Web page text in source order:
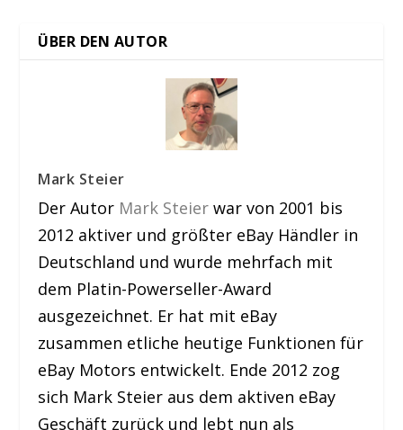
ÜBER DEN AUTOR
Mark Steier
Der Autor Mark Steier war von 2001 bis
2012 aktiver und größter eBay Händler in
Deutschland und wurde mehrfach mit
dem Platin-Powerseller-Award
ausgezeichnet. Er hat mit eBay
zusammen etliche heutige Funktionen für
eBay Motors entwickelt. Ende 2012 zog
sich Mark Steier aus dem aktiven eBay
Geschäft zurück und lebt nun als